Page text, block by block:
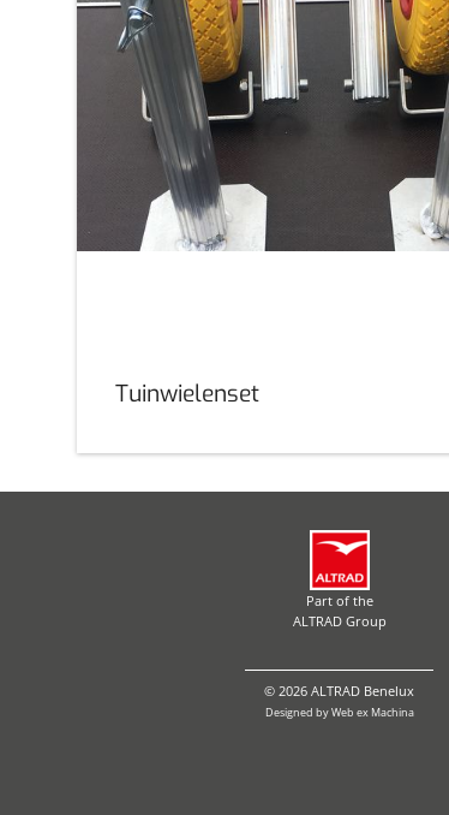
Tuinwielenset
Part of the
ALTRAD Group
© 2026 ALTRAD Benelux
Designed byWeb ex Machina